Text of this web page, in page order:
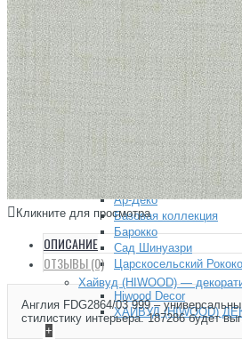
Мавритания
Орак Декор (Orac Decor) +
3D Wall Covering / 3д
Аксен / Axxent
Дурофолам / Durofoam
Интерьерный декор
Люксус / Luxxus
Новая классика / New
Современный / Modern
Современный 2.0 /
Ульф Мориц / Ulf Moritz
Родекор (RoDecor) +
Ар-Деко
Базовая коллекция
Барокко
Сад Шинуазри
Царскосельский Рококо
Хайвуд (HIWOOD) —
Hiwood Decor
ХАЙВУД (HIWOOD)
+
Кликните для просмотра
ОПИСАНИЕ
ОТЗЫВЫ (0)
Англия FDG2864/03 999 –
стилистику интерьера. 187286 будет